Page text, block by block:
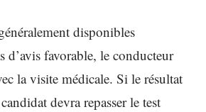
disponibles
d’avis favorable, le conducteur
la visite médicale. Si le résultat
devra repasser le test